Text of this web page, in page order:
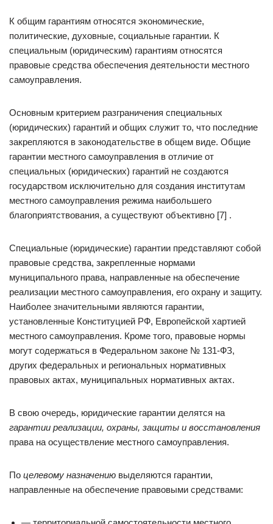
К общим гарантиям относятся экономические,
политические, духовные, социальные гарантии. К
специальным (юридическим) гарантиям относятся
правовые средства обеспечения деятельности местного
самоуправления.
Основным критерием разграничения специальных
(юридических) гарантий и общих служит то, что последние
закрепляются в законодательстве в общем виде. Общие
гарантии местного самоуправления в отличие от
специальных (юридических) гарантий не создаются
государством исключительно для создания институтам
местного самоуправления режима наибольшего
благоприятствования, а существуют объективно [7] .
Специальные (юридические) гарантии представляют собой
правовые средства, закрепленные нормами
муниципального права, направленные на обеспечение
реализации местного самоуправления, его охрану и защиту.
Наиболее значительными являются гарантии,
установленные Конституцией РФ, Европейской хартией
местного самоуправления. Кроме того, правовые нормы
могут содержаться в Федеральном законе № 131-ФЗ,
других федеральных и региональных нормативных
правовых актах, муниципальных нормативных актах.
В свою очередь, юридические гарантии делятся на
гарантии реализации, охраны, защиты и восстановления
права на осуществление местного самоуправления.
По целевому назначению выделяются гарантии,
направленные на обеспечение правовыми средствами: